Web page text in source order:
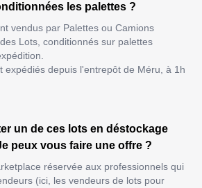
les palettes ?
vendus par Palettes ou Camions
Lots, conditionnés sur palettes
expédiés depuis l'entrepôt de Méru, à 1h
un de ces lots en déstockage
peux vous faire une offre ?
réservée aux professionnels qui
(ici, les vendeurs de lots pour